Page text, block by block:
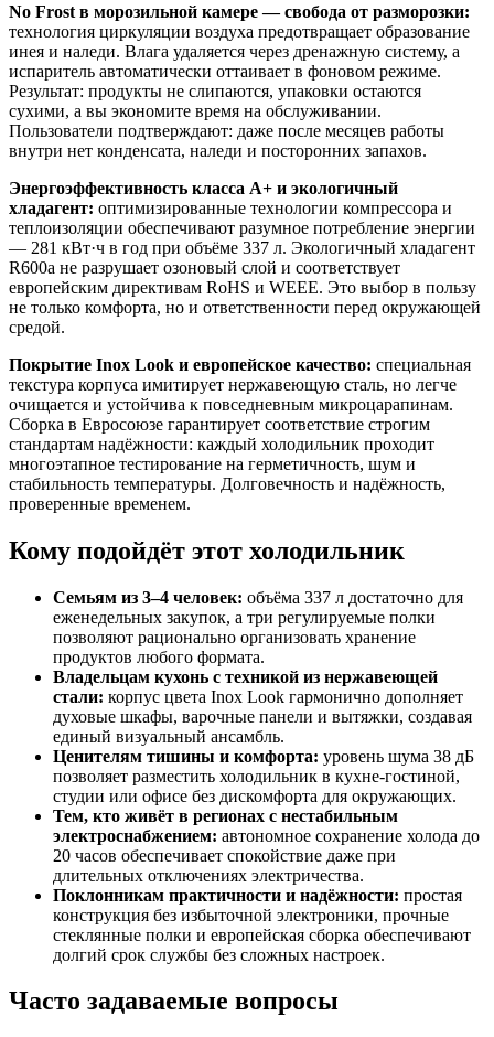
No Frost в морозильной камере — свобода от разморозки:
технология циркуляции воздуха предотвращает образование
инея и наледи. Влага удаляется через дренажную систему, а
испаритель автоматически оттаивает в фоновом режиме.
Результат: продукты не слипаются, упаковки остаются
сухими, а вы экономите время на обслуживании.
Пользователи подтверждают: даже после месяцев работы
внутри нет конденсата, наледи и посторонних запахов.
Энергоэффективность класса A+ и экологичный
хладагент: оптимизированные технологии компрессора и
теплоизоляции обеспечивают разумное потребление энергии
— 281 кВт·ч в год при объёме 337 л. Экологичный хладагент
R600a не разрушает озоновый слой и соответствует
европейским директивам RoHS и WEEE. Это выбор в пользу
не только комфорта, но и ответственности перед окружающей
средой.
Покрытие Inox Look и европейское качество: специальная
текстура корпуса имитирует нержавеющую сталь, но легче
очищается и устойчива к повседневным микроцарапинам.
Сборка в Евросоюзе гарантирует соответствие строгим
стандартам надёжности: каждый холодильник проходит
многоэтапное тестирование на герметичность, шум и
стабильность температуры. Долговечность и надёжность,
проверенные временем.
Кому подойдёт этот холодильник
Семьям из 3–4 человек: объёма 337 л достаточно для
еженедельных закупок, а три регулируемые полки
позволяют рационально организовать хранение
продуктов любого формата.
Владельцам кухонь с техникой из нержавеющей
стали: корпус цвета Inox Look гармонично дополняет
духовые шкафы, варочные панели и вытяжки, создавая
единый визуальный ансамбль.
Ценителям тишины и комфорта: уровень шума 38 дБ
позволяет разместить холодильник в кухне-гостиной,
студии или офисе без дискомфорта для окружающих.
Тем, кто живёт в регионах с нестабильным
электроснабжением: автономное сохранение холода до
20 часов обеспечивает спокойствие даже при
длительных отключениях электричества.
Поклонникам практичности и надёжности: простая
конструкция без избыточной электроники, прочные
стеклянные полки и европейская сборка обеспечивают
долгий срок службы без сложных настроек.
Часто задаваемые вопросы